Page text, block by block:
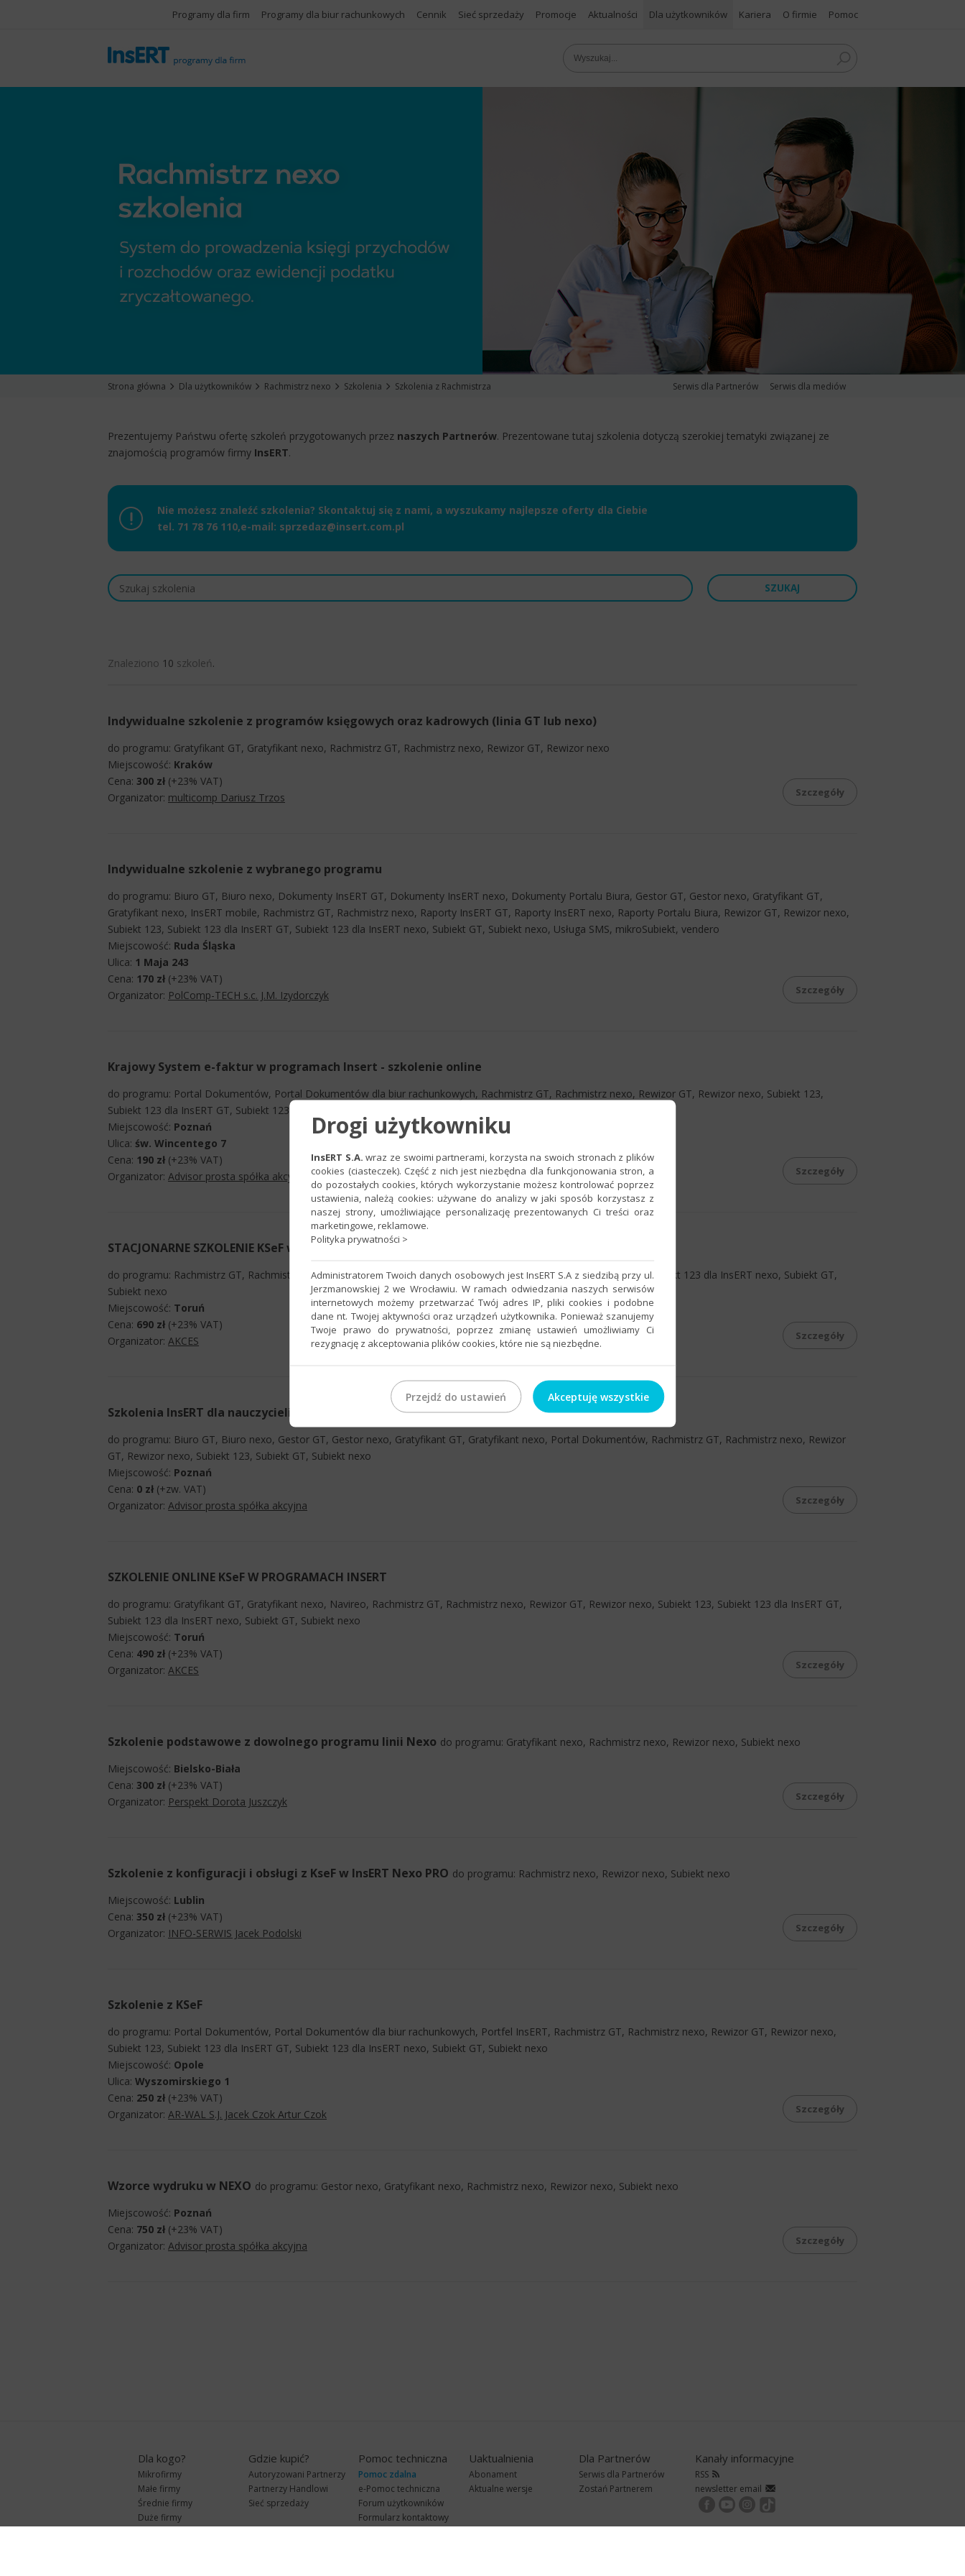
Programy dla firm Programy dla biur rachunkowych Cennik Sieć sprzedaży Promocje Aktualności Dla użytkowników Kariera O firmie Pomoc
Strona główna Dla użytkowników Rachmistrz nexo Szkolenia Szkolenia z Rachmistrza Serwis dla Partnerów Serwis dla mediów
Prezentujemy Państwu ofertę szkoleń przygotowanych przez naszych Partnerów. Prezentowane tutaj szkolenia dotyczą szerokiej tematyki związanej ze
znajomością programów firmy InsERT.
Nie możesz znaleźć szkolenia? Skontaktuj się z nami, a wyszukamy najlepsze oferty dla Ciebie
tel. 71 78 76 110,e-mail: sprzedaz@insert.com.pl
Znaleziono 10 szkoleń.
Indywidualne szkolenie z programów księgowych oraz kadrowych (linia GT lub nexo)
do programu: Gratyfikant GT, Gratyfikant nexo, Rachmistrz GT, Rachmistrz nexo, Rewizor GT, Rewizor nexo
Miejscowość: Kraków
Cena: 300 zł (+23% VAT)
Organizator: multicomp Dariusz Trzos Szczegóły
Indywidualne szkolenie z wybranego programu
do programu: Biuro GT, Biuro nexo, Dokumenty InsERT GT, Dokumenty InsERT nexo, Dokumenty Portalu Biura, Gestor GT, Gestor nexo, Gratyfikant GT,
Gratyfikant nexo, InsERT mobile, Rachmistrz GT, Rachmistrz nexo, Raporty InsERT GT, Raporty InsERT nexo, Raporty Portalu Biura, Rewizor GT, Rewizor nexo,
Subiekt 123, Subiekt 123 dla InsERT GT, Subiekt 123 dla InsERT nexo, Subiekt GT, Subiekt nexo, Usługa SMS, mikroSubiekt, vendero
Miejscowość: Ruda Śląska
Ulica: 1 Maja 243
Cena: 170 zł (+23% VAT)
Organizator: PolComp-TECH s.c. J.M. Izydorczyk Szczegóły
Krajowy System e-faktur w programach Insert - szkolenie online
do programu: Portal Dokumentów, Portal Dokumentów dla biur rachunkowych, Rachmistrz GT, Rachmistrz nexo, Rewizor GT, Rewizor nexo, Subiekt 123,
Subiekt 123 dla InsERT GT, Subiekt 123 dla InsERT nexo, Subiekt GT, Subiekt nexo
Miejscowość: Poznań
Ulica: św. Wincentego 7
Cena: 190 zł (+23% VAT)
Organizator: Advisor prosta spółka akcyjna Szczegóły
STACJONARNE SZKOLENIE KSeF w TORUNIU
do programu: Rachmistrz GT, Rachmistrz nexo, Rewizor GT, Rewizor nexo, Subiekt 123, Subiekt 123 dla InsERT GT, Subiekt 123 dla InsERT nexo, Subiekt GT,
Subiekt nexo
Miejscowość: Toruń
Cena: 690 zł (+23% VAT)
Organizator: AKCES Szczegóły
Szkolenia InsERT dla nauczycieli
do programu: Biuro GT, Biuro nexo, Gestor GT, Gestor nexo, Gratyfikant GT, Gratyfikant nexo, Portal Dokumentów, Rachmistrz GT, Rachmistrz nexo, Rewizor
GT, Rewizor nexo, Subiekt 123, Subiekt GT, Subiekt nexo
Miejscowość: Poznań
Cena: 0 zł (+zw. VAT)
Organizator: Advisor prosta spółka akcyjna Szczegóły
SZKOLENIE ONLINE KSeF W PROGRAMACH INSERT
do programu: Gratyfikant GT, Gratyfikant nexo, Navireo, Rachmistrz GT, Rachmistrz nexo, Rewizor GT, Rewizor nexo, Subiekt 123, Subiekt 123 dla InsERT GT,
Subiekt 123 dla InsERT nexo, Subiekt GT, Subiekt nexo
Miejscowość: Toruń
Cena: 490 zł (+23% VAT)
Organizator: AKCES Szczegóły
Szkolenie podstawowe z dowolnego programu linii Nexo do programu: Gratyfikant nexo, Rachmistrz nexo, Rewizor nexo, Subiekt nexo
Miejscowość: Bielsko-Biała
Cena: 300 zł (+23% VAT)
Organizator: Perspekt Dorota Juszczyk Szczegóły
Szkolenie z konfiguracji i obsługi z KseF w InsERT Nexo PRO do programu: Rachmistrz nexo, Rewizor nexo, Subiekt nexo
Miejscowość: Lublin
Cena: 350 zł (+23% VAT)
Organizator: INFO-SERWIS Jacek Podolski Szczegóły
Szkolenie z KSeF
do programu: Portal Dokumentów, Portal Dokumentów dla biur rachunkowych, Portfel InsERT, Rachmistrz GT, Rachmistrz nexo, Rewizor GT, Rewizor nexo,
Subiekt 123, Subiekt 123 dla InsERT GT, Subiekt 123 dla InsERT nexo, Subiekt GT, Subiekt nexo
Miejscowość: Opole
Ulica: Wyszomirskiego 1
Cena: 250 zł (+23% VAT)
Organizator: AR-WAL S.J. Jacek Czok Artur Czok Szczegóły
Wzorce wydruku w NEXO do programu: Gestor nexo, Gratyfikant nexo, Rachmistrz nexo, Rewizor nexo, Subiekt nexo
Miejscowość: Poznań
Cena: 750 zł (+23% VAT)
Organizator: Advisor prosta spółka akcyjna Szczegóły
Dla kogo?
Mikrofirmy
Małe firmy
Średnie firmy
Duże firmy
Gdzie kupić?
Autoryzowani Partnerzy
Partnerzy Handlowi
Sieć sprzedaży
Pomoc techniczna
Pomoc zdalna
e-Pomoc techniczna
Forum użytkowników
Formularz kontaktowy
Uaktualnienia
Abonament
Aktualne wersje
Dla Partnerów
Serwis dla Partnerów
Zostań Partnerem
Kanały informacyjne
RSS
newsletter email
Drogi użytkowniku
InsERT S.A. wraz ze swoimi partnerami, korzysta na swoich stronach z plików
cookies (ciasteczek). Część z nich jest niezbędna dla funkcjonowania stron, a
do pozostałych cookies, których wykorzystanie możesz kontrolować poprzez
ustawienia, należą cookies: używane do analizy w jaki sposób korzystasz z
naszej strony, umożliwiające personalizację prezentowanych Ci treści oraz
marketingowe, reklamowe.
Polityka prywatności >
Administratorem Twoich danych osobowych jest InsERT S.A z siedzibą przy ul.
Jerzmanowskiej 2 we Wrocławiu. W ramach odwiedzania naszych serwisów
internetowych możemy przetwarzać Twój adres IP, pliki cookies i podobne
dane nt. Twojej aktywności oraz urządzeń użytkownika. Ponieważ szanujemy
Twoje prawo do prywatności, poprzez zmianę ustawień umożliwiamy Ci
rezygnację z akceptowania plików cookies, które nie są niezbędne.
Przejdź do ustawień Akceptuję wszystkie